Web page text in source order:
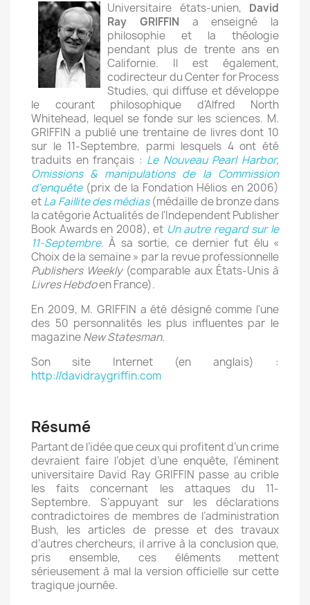
Universitaire états-unien, David
Ray GRIFFIN a enseigné la
philosophie et la théologie
pendant plus de trente ans en
Californie. Il est également,
codirecteur du Center for Process
Studies, qui diffuse et développe
le courant philosophique d'Alfred North
Whitehead, lequel se fonde sur les sciences. M.
GRIFFIN a publié une trentaine de livres dont 10
sur le 11-Septembre, parmi lesquels 4 ont été
traduits en français : Le Nouveau Pearl Harbor,
Omissions & manipulations de la Commission
d'enquête(prix de la Fondation Hélios en 2006)
etLa Faillite des médias(médaille de bronze dans
la catégorie Actualités de l'Independent Publisher
Book Awards en 2008), et Un autre regard sur le
11-Septembre. À sa sortie, ce dernier fut élu «
Choix de la semaine » par la revue professionnelle
Publishers Weekly(comparable aux États-Unis à
Livres Hebdoen France).
En 2009, M. GRIFFIN a été désigné comme l'une
des 50 personnalités les plus influentes par le
magazineNew Statesman.
Son site Internet (en anglais) :
http://davidraygriffin.com
Résumé
Partant de l’idée que ceux qui profitent d’un crime
devraient faire l’objet d’une enquête, l’éminent
universitaire David Ray GRIFFIN passe au crible
les faits concernant les attaques du 11-
Septembre. S’appuyant sur les déclarations
contradictoires de membres de l’administration
Bush, les articles de presse et des travaux
d’autres chercheurs, il arrive à la conclusion que,
pris ensemble, ces éléments mettent
sérieusement à mal la version officielle sur cette
tragique journée.